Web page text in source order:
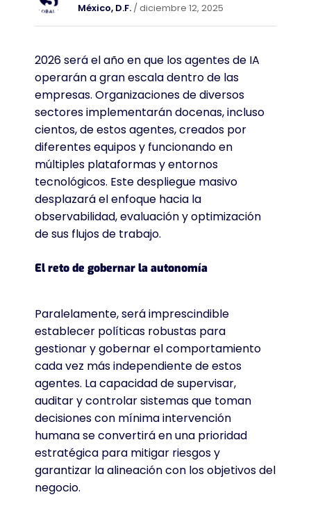
México, D.F. / diciembre 12, 2025
2026 será el año en que los agentes de IA
operarán a gran escala dentro de las
empresas. Organizaciones de diversos
sectores implementarán docenas, incluso
cientos, de estos agentes, creados por
diferentes equipos y funcionando en
múltiples plataformas y entornos
tecnológicos. Este despliegue masivo
desplazará el enfoque hacia la
observabilidad, evaluación y optimización
de sus flujos de trabajo.
El reto de gobernar la autonomía
Paralelamente, será imprescindible
establecer políticas robustas para
gestionar y gobernar el comportamiento
cada vez más independiente de estos
agentes. La capacidad de supervisar,
auditar y controlar sistemas que toman
decisiones con mínima intervención
humana se convertirá en una prioridad
estratégica para mitigar riesgos y
garantizar la alineación con los objetivos del
negocio.